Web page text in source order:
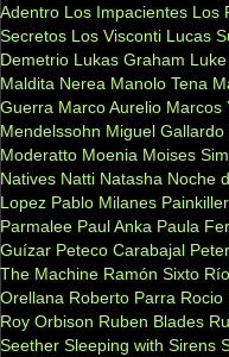
Adentro Los Impacientes Los
Secretos Los Visconti Lucas
Demetrio Lukas Graham
Maldita Nerea Manolo Tena
Guerra Marco Aurelio Marcos
Mendelssohn Miguel Gallardo
Moderatto Moenia Moises
Natives Natti Natasha Noche
Lopez Pablo Milanes Painkiller
Parmalee Paul Anka Paula
Guízar Peteco Carabajal
The Machine Ramón Sixto
Orellana Roberto Parra Rocio
Roy Orbison Ruben Blades
Seether Sleeping with Sirens